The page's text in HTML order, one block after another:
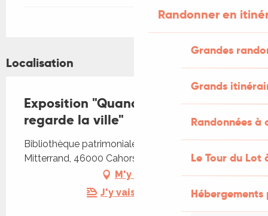
Randonner en
Grandes
Grands
Randonnées
Le Tour du Lot
Localisation
Exposition "Quand le Pont Valentré
regarde la ville"
Bibliothèque patrimoniale, 20 place François
Mitterrand, 46000 Cahors
M'y rendre
J'y vais en train !